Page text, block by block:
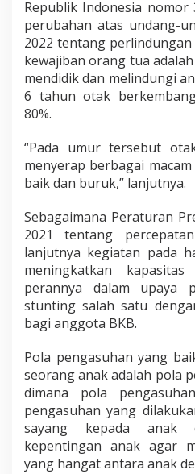
Republik Indonesia
perubahan atas undang-
2022 tentang
kewajiban orang tua
mendidik dan melindungi
6 tahun otak
80%.
“Pada umur tersebut
menyerap berbagai
baik dan buruk,” lanjutnya.
Sebagaimana Peraturan
2021 tentang
lanjutnya kegiatan pada
meningkatkan
perannya dalam upaya
stunting salah satu
bagi anggota BKB.
Pola pengasuhan yang
seorang anak adalah pola
dimana pola
pengasuhan yang
sayang kepada anak
kepentingan anak agar
yang hangat antara anak